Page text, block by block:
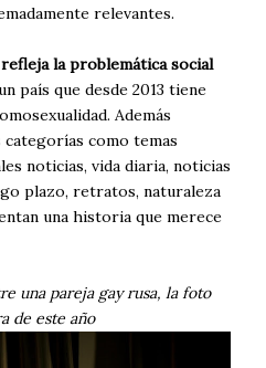
relevantes.
la problemática social
país que desde 2013 tiene
Además
como temas
noticias, vida diaria, noticias
plazo, retratos, naturaleza
una historia que merece
una pareja gay rusa, la foto
de este año